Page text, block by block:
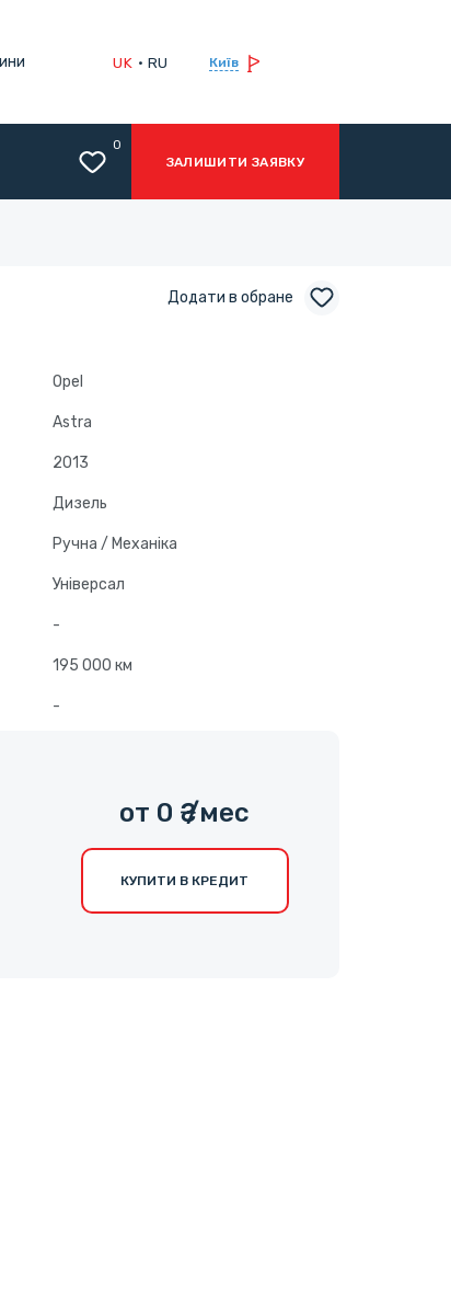
UK RU Київ
0
ЗАЛИШИТИ ЗАЯВКУ
Додати в обране
Opel
Astra
2013
Дизель
Ручна / Механіка
Універсал
-
195 000 км
-
от 0 ₴ /мес
КУПИТИ В КРЕДИТ